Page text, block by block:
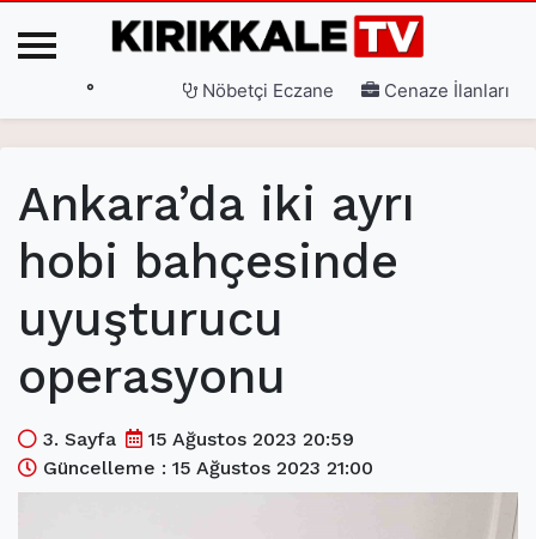
3. Sayfa(current)
Gündem (current)
Siyaset (current)
Ekonomi (current)
(current)
° Nöbetçi Eczane Cenaze İlanları
Ankara’da iki ayrı
hobi bahçesinde
uyuşturucu
operasyonu
3. Sayfa
15 Ağustos 2023 20:59
Güncelleme : 15 Ağustos 2023 21:00